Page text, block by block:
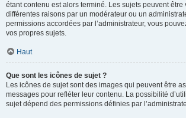
étant contenu est alors terminé. Les sujets peuvent
différentes raisons par un modérateur ou un
permissions accordées par l’administrateur, vous
vos propres sujets.
Haut
Que sont les icônes de sujet ?
Les icônes de sujet sont des images qui peuvent être
messages pour refléter leur contenu. La possibilité
sujet dépend des permissions définies par